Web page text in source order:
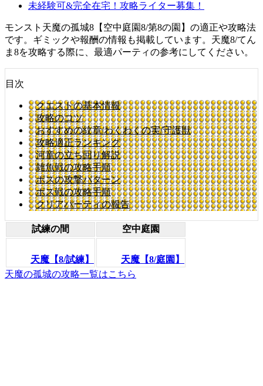
未経験可&完全在宅！攻略ライター募集！
モンスト天魔の孤城8【空中庭園8/第8の園】の適正や攻略法
です。ギミックや報酬の情報も掲載しています。天魔8/てん
ま8を攻略する際に、最適パーティの参考にしてください。
目次
クエストの基本情報
攻略のコツ
おすすめの紋章/わくわくの実/守護獣
攻略適正ランキング
河童の立ち回り解説
雑魚戦の攻略手順
ボスの攻撃パターン
ボス戦の攻略手順
クリアパーティの報告
試練の間 空中庭園
天魔【8/試練】
天魔【8/庭園】
天魔の孤城の攻略一覧はこちら